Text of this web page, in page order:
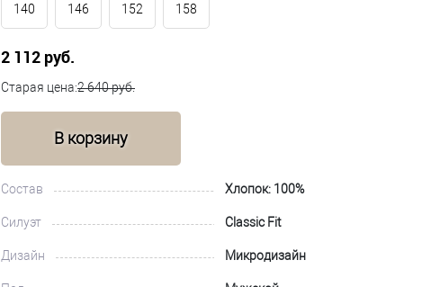
140 146 152 158
2 112 руб.
Старая цена:2 640 руб.
В корзину
Состав Хлопок: 100%
Силуэт Classic Fit
Дизайн Микродизайн